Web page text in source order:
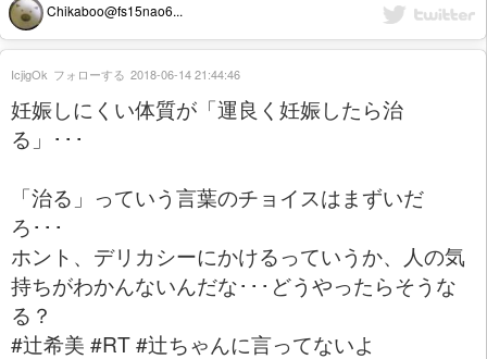
Chikaboo@fs15nao6...
妊娠しにくい体質が「運良く妊娠したら治
る」･･･
「治る」っていう言葉のチョイスはまずいだ
ろ･･･
ホント、デリカシーにかけるっていうか、人の気
持ちがわかんないんだな･･･どうやったらそうな
る？
#辻希美 #RT #辻ちゃんに言ってないよ
IcjigOk フォローする 2018-06-14 21:44:46